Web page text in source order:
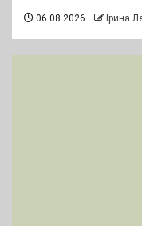
06.08.2026 Ірина